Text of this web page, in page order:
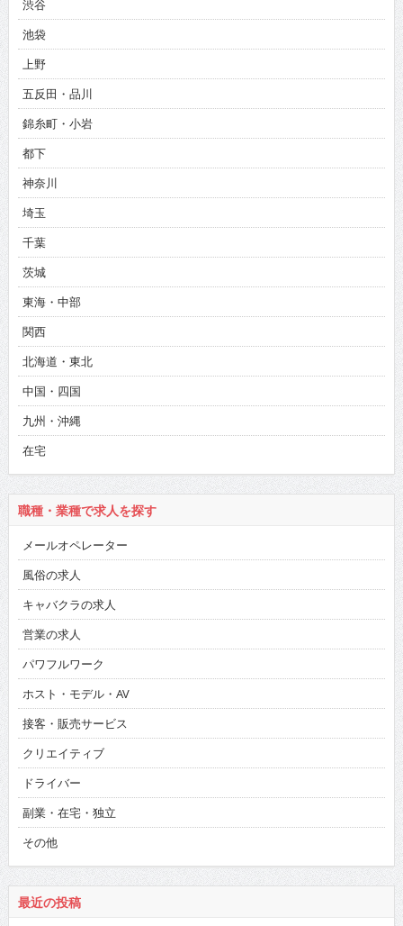
渋谷
池袋
上野
五反田・品川
錦糸町・小岩
都下
神奈川
埼玉
千葉
茨城
東海・中部
関西
北海道・東北
中国・四国
九州・沖縄
在宅
職種・業種で求人を探す
メールオペレーター
風俗の求人
キャバクラの求人
営業の求人
パワフルワーク
ホスト・モデル・AV
接客・販売サービス
クリエイティブ
ドライバー
副業・在宅・独立
その他
最近の投稿